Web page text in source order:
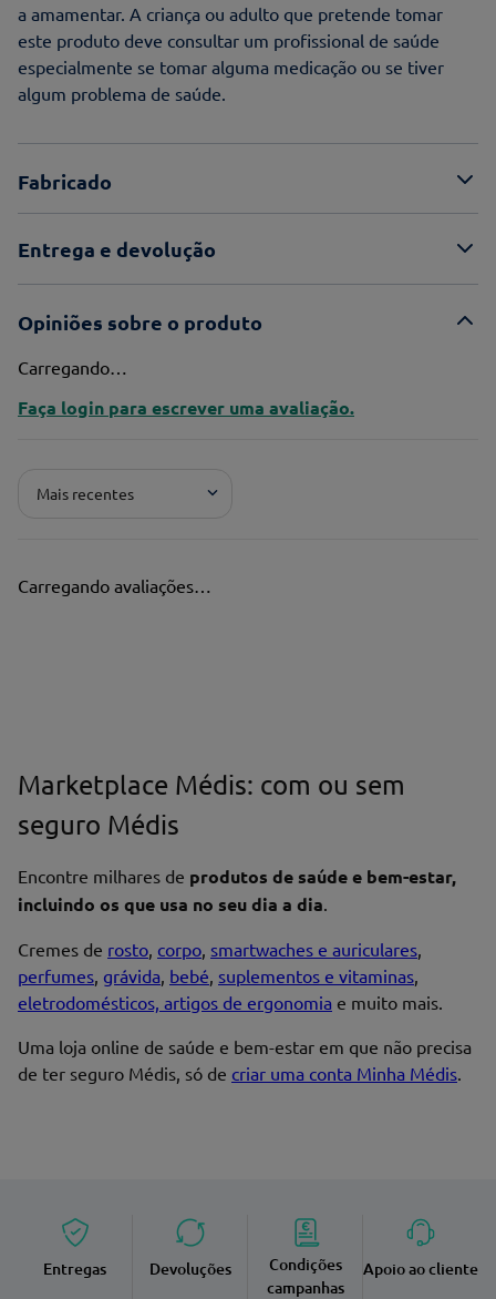
a amamentar. A criança ou adulto que pretende tomar
este produto deve consultar um profissional de saúde
especialmente se tomar alguma medicação ou se tiver
algum problema de saúde.
Fabricado
Entrega e devolução
Opiniões sobre o produto
Carregando…
Faça login para escrever uma avaliação.
Mais recentes
Carregando avaliações…
Marketplace Médis: com ou sem
seguro Médis
Encontre milhares de produtos de saúde e bem-estar,
incluindo os que usa no seu dia a dia
Cremes de rosto corpo smartwaches e auriculares
perfumes grávida bebé suplementos e vitaminas
eletrodomésticos, artigos de ergonomia e muito mais.
Uma loja online de saúde e bem-estar em que não precisa
de ter seguro Médis, só de criar uma conta Minha Médis
Entregas Devoluções
Condições
campanhas
Apoio ao cliente